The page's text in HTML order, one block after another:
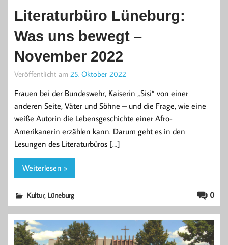
Literaturbüro Lüneburg:
Was uns bewegt –
November 2022
Veröffentlicht am 25. Oktober 2022
Frauen bei der Bundeswehr, Kaiserin „Sisi“ von einer
anderen Seite, Väter und Söhne – und die Frage, wie eine
weiße Autorin die Lebensgeschichte einer Afro-
Amerikanerin erzählen kann. Darum geht es in den
Lesungen des Literaturbüros […]
Weiterlesen »
0
Kultur, Lüneburg